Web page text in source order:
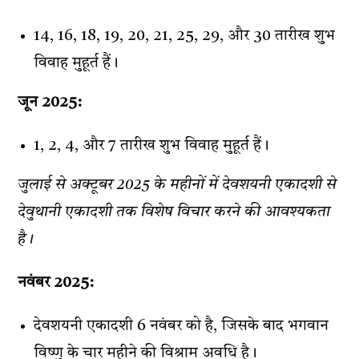
14, 16, 18, 19, 20, 21, 25, 29, और 30 तारीख शुभ
विवाह मुहूर्त हैं।
जून 2025:
1, 2, 4, और 7 तारीख शुभ विवाह मुहूर्त हैं।
जुलाई से अक्टूबर 2025 के महीनों में देवशयनी एकादशी से
देवुथानी एकादशी तक विशेष विचार करने की आवश्यकता
है।
नवंबर 2025:
देवशयनी एकादशी 6 नवंबर को है, जिसके बाद भगवान
विष्णु के चार महीने की विश्राम अवधि है।